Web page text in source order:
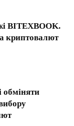
BITEXBOOK.
криптовалют
обміняти